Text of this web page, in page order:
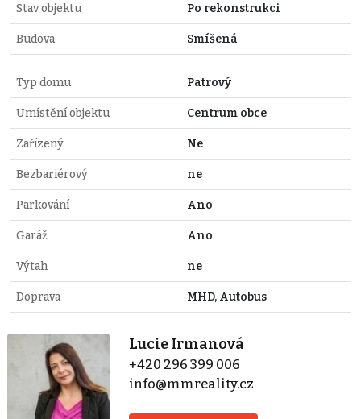
Stav objektu Po rekonstrukci
Budova Smíšená
Typ domu Patrový
Umístění objektu Centrum obce
Zařízený Ne
Bezbariérový ne
Parkování Ano
Garáž Ano
Výtah ne
Doprava MHD, Autobus
Lucie Irmanová
+420 296 399 006
info@mmreality.cz